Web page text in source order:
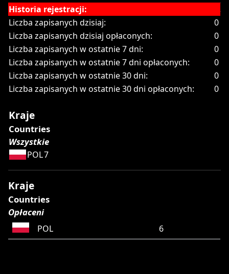
Historia rejestracji:
Liczba zapisanych dzisiaj:
0
Liczba zapisanych dzisiaj opłaconych:
0
Liczba zapisanych w ostatnie 7 dni:
0
Liczba zapisanych w ostatnie 7 dni opłaconych:
0
Liczba zapisanych w ostatnie 30 dni:
0
Liczba zapisanych w ostatnie 30 dni opłaconych:
0
Kraje
Countries
Wszystkie
POL7
Kraje
Countries
Opłaceni
POL 6